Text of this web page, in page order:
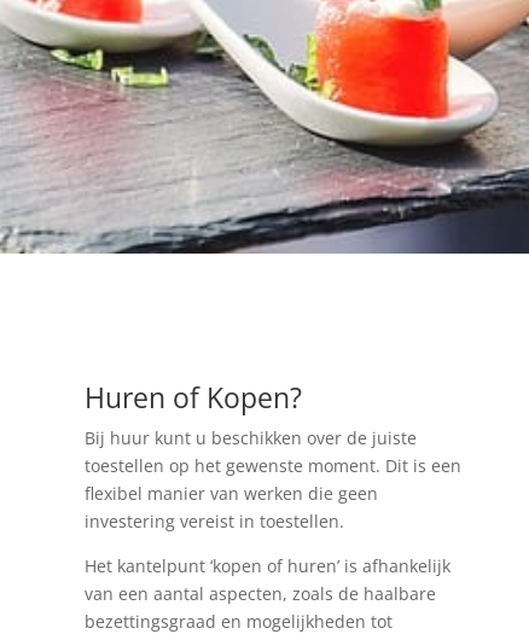
Huren of Kopen?
Bij huur kunt u beschikken over de juiste
toestellen op het gewenste moment. Dit is een
flexibel manier van werken die geen
investering vereist in toestellen.
Het kantelpunt ‘kopen of huren’ is afhankelijk
van een aantal aspecten, zoals de haalbare
bezettingsgraad en mogelijkheden tot